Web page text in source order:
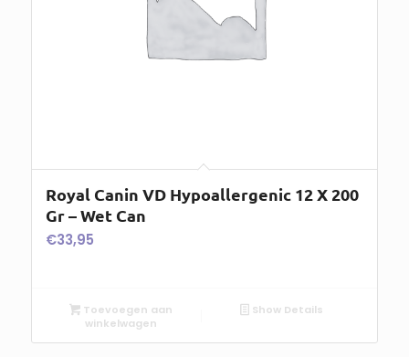
Royal Canin VD Hypoallergenic 12 X 200
Gr – Wet Can
€33,95
Toevoegen aan
winkelwagen
Show Details